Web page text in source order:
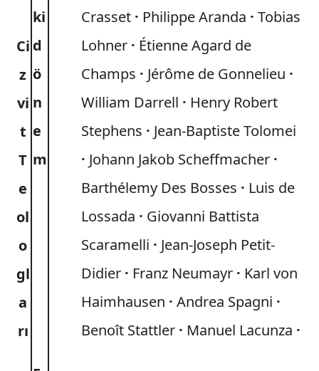
Ci
z
vi
t
T
e
ol
o
gl
a
rı
ki
d
ö
n
e
m
Crasset
Philippe Aranda
Tobias
Lohner
Étienne Agard de
Champs
Jérôme de Gonnelieu
William Darrell
Henry Robert
Stephens
Jean-Baptiste Tolomei
Johann Jakob Scheffmacher
Barthélemy Des Bosses
Luis de
Lossada
Giovanni Battista
Scaramelli
Jean-Joseph Petit-
Didier
Franz Neumayr
Karl von
Haimhausen
Andrea Spagni
Benoît Stattler
Manuel Lacunza